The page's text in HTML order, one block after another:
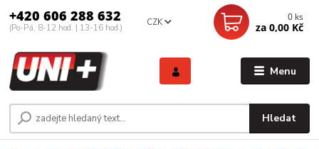
Menu
CZK
Hledat
+420 606 288 632
(Po-Pá, 8-12 hod. | 13-16 hod.)
0 ks
za 0,00 Kč